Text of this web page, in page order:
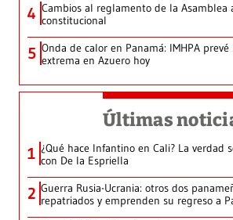
4 Cambios al reglamento de la Asamblea
constitucional
5 Onda de calor en Panamá: IMHPA prevé
extrema en Azuero hoy
Últimas
1 ¿Qué hace Infantino en Cali? La verdad
con De la Espriella
2 Guerra Rusia-Ucrania: otros dos
repatriados y emprenden su regreso a